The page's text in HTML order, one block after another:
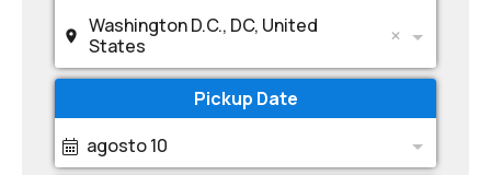
Washington D.C., DC, United
States
Pickup Date
agosto 10